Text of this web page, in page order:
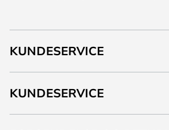
KUNDESERVICE
KUNDESERVICE